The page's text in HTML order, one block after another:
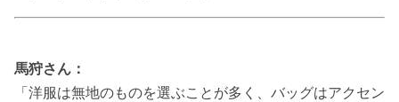
馬狩さん：
「洋服は無地のものを選ぶことが多く、バッグはアクセン